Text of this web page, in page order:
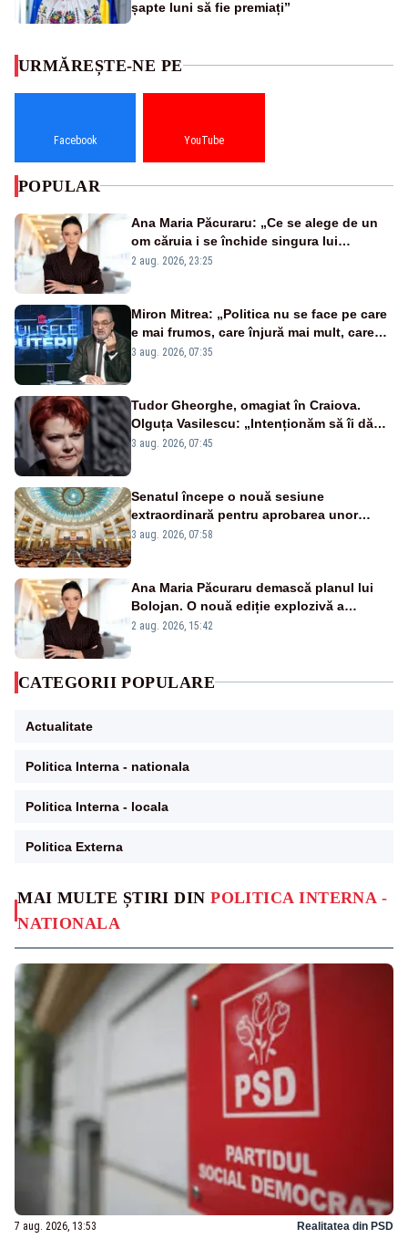
șapte luni să fie premiați”
MAI MULTE ȘTIRI DINPOLITICA INTERNA -
NATIONALA
7 aug. 2026, 13:53 Realitatea din PSD
URMĂREȘTE-NE PE
Facebook YouTube
POPULAR
Ana Maria Păcuraru: „Ce se alege de un
om căruia i se închide singura lui
portiță?”
2 aug. 2026, 23:25
Miron Mitrea: „Politica nu se face pe care
e mai frumos, care înjură mai mult, care
țipă mai tare, ci pe proiecte”
3 aug. 2026, 07:35
Tudor Gheorghe, omagiat în Craiova.
Olguța Vasilescu: „Intenționăm să îi dăm
numele lui”
3 aug. 2026, 07:45
Senatul începe o nouă sesiune
extraordinară pentru aprobarea unor
jaloane din PNRR
3 aug. 2026, 07:58
Ana Maria Păcuraru demască planul lui
Bolojan. O nouă ediție explozivă a
emisiunii „Miza Zilei” la Realitatea PLUS
2 aug. 2026, 15:42
CATEGORII POPULARE
Actualitate
Politica Interna - nationala
Politica Interna - locala
Politica Externa